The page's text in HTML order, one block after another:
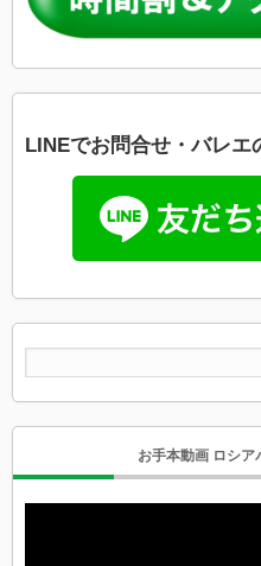
LINEでお問合せ・バレエ
お手本動画 ロシア